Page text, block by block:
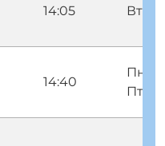
14:05 Втр
14:40
Пнд
Птн